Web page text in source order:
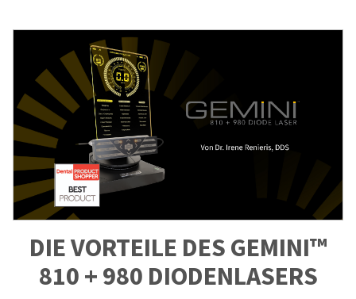
DIE VORTEILE DES GEMINI™
810 + 980 DIODENLASERS